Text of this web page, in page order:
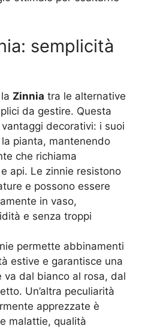
semplicità
Zinnia tra le alternative
da gestire. Questa
decorativi: i suoi
pianta, mantenendo
che richiama
api. Le zinnie resistono
e possono essere
in vaso,
e senza troppi
permette abbinamenti
estive e garantisce una
va dal bianco al rosa, dal
Un’altra peculiarità
apprezzate è
malattie, qualità